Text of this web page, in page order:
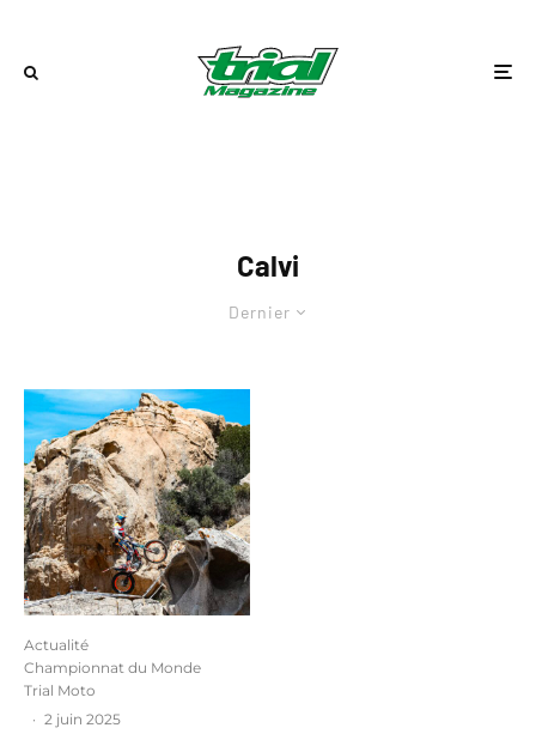
Calvi
Dernier
Actualité
Championnat du Monde
Trial Moto
· 2 juin 2025